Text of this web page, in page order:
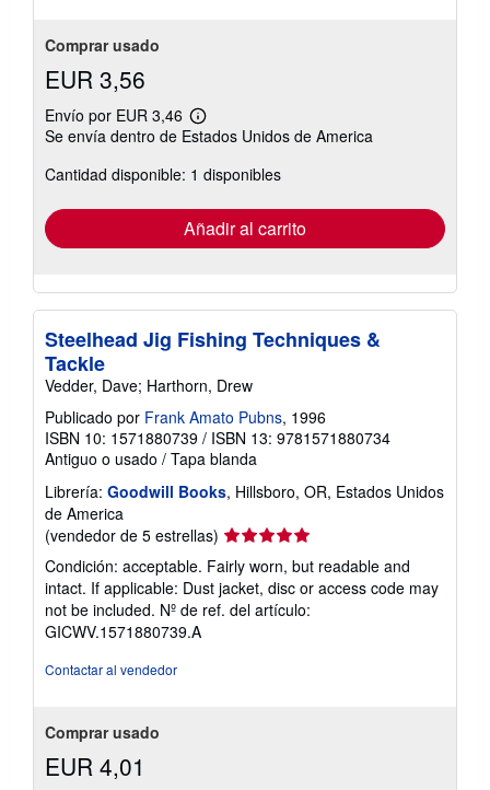
Comprar usado
EUR 3,56
Envío por EUR 3,46
Más
información
las
tarifas
envío
Se envía dentro de Estados Unidos de America
Cantidad disponible: 1 disponibles
Añadir al carrito
Steelhead Jig Fishing Techniques &
Tackle
Vedder, Dave; Harthorn, Drew
Publicado por Frank Amato Pubns, 1996
ISBN 10: 1571880739 / ISBN 13: 9781571880734
Antiguo o usado / Tapa blanda
Librería: Goodwill Books, Hillsboro, OR, Estados Unidos
de America
(vendedor de 5 estrellas) Calificación
del
vendedor:
5
de
Condición: acceptable. Fairly worn, but readable and
intact. If applicable: Dust jacket, disc or access code may
not be included. Nº de ref. del artículo:
GICWV.1571880739.A
Contactar al vendedor
Comprar usado
EUR 4,01